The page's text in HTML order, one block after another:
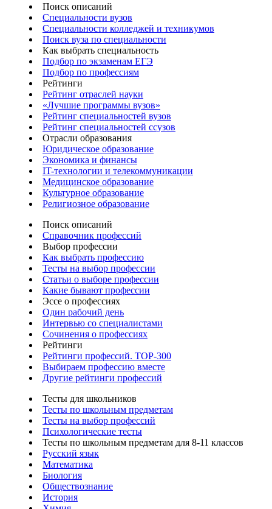
Поиск описаний
Специальности вузов
Специальности колледжей и техникумов
Поиск вуза по специальности
Как выбрать специальность
Подбор по экзаменам ЕГЭ
Подбор по профессиям
Рейтинги
Рейтинг отраслей науки
«Лучшие программы вузов»
Рейтинг специальностей вузов
Рейтинг специальностей ссузов
Отрасли образования
Юридическое образование
Экономика и финансы
IT-технологии и телекоммуникации
Медицинское образование
Культурное образование
Религиозное образование
Поиск описаний
Справочник профессий
Выбор профессии
Как выбрать профессию
Тесты на выбор профессии
Статьи о выборе профессии
Какие бывают профессии
Эссе о профессиях
Один рабочий день
Интервью со специалистами
Сочинения о профессиях
Рейтинги
Рейтинги профессий. TOP-300
Выбираем профессию вместе
Другие рейтинги профессий
Тесты для школьников
Тесты по школьным предметам
Тесты на выбор профессий
Психологические тесты
Тесты по школьным предметам для 8-11 классов
Русский язык
Математика
Биология
Обществознание
История